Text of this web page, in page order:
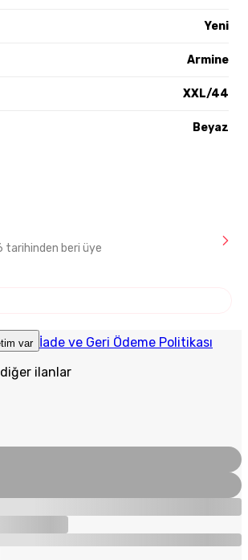
Yeni
Armine
XXL/44
Beyaz
tarihinden beri üye
var İade ve Geri Ödeme Politikası
ilanlar